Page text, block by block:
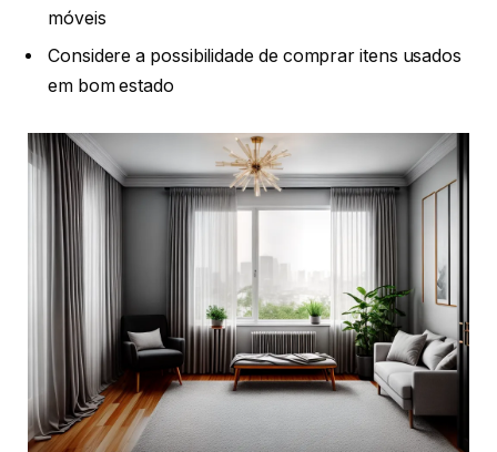
móveis
Considere a possibilidade de comprar itens usados
em bom estado